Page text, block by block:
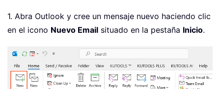
1. Abra Outlook y cree un mensaje nuevo haciendo clic
en el icono Nuevo Email situado en la pestaña Inicio.